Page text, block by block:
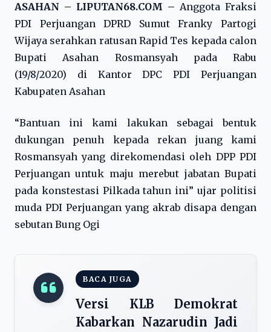
ASAHAN – LIPUTAN68.COM – Anggota Fraksi
PDI Perjuangan DPRD Sumut Franky Partogi
Wijaya serahkan ratusan Rapid Tes kepada calon
Bupati Asahan Rosmansyah pada Rabu
(19/8/2020) di Kantor DPC PDI Perjuangan
Kabupaten Asahan
“Bantuan ini kami lakukan sebagai bentuk
dukungan penuh kepada rekan juang kami
Rosmansyah yang direkomendasi oleh DPP PDI
Perjuangan untuk maju merebut jabatan Bupati
pada konstestasi Pilkada tahun ini” ujar politisi
muda PDI Perjuangan yang akrab disapa dengan
sebutan Bung Ogi
BACA JUGA
Versi KLB Demokrat
Kabarkan Nazarudin Jadi